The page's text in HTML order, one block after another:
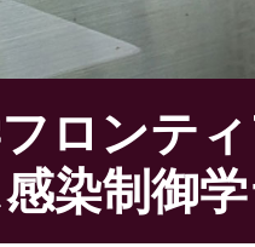
ロンテ
染制御